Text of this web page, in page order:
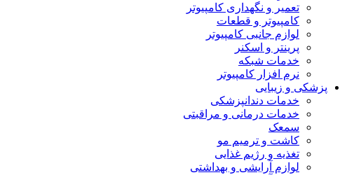
تعمیر و نگهداری کامپیوتر
کامپیوتر و قطعات
لوازم جانبی کامپیوتر
پرینتر و اسکنر
خدمات شبکه
نرم افزار کامپیوتر
پزشکی و زیبایی
خدمات دندانپزشکی
خدمات درمانی و مراقبتی
سمعک
کاشت و ترمیم مو
تغذیه و رژیم غذایی
لوازم آرایشی و بهداشتی